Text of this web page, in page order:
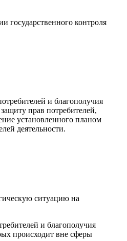
контроля
и благополучия
прав потребителей,
установленного планом
деятельности.
ситуацию на
и благополучия
происходит вне сферы